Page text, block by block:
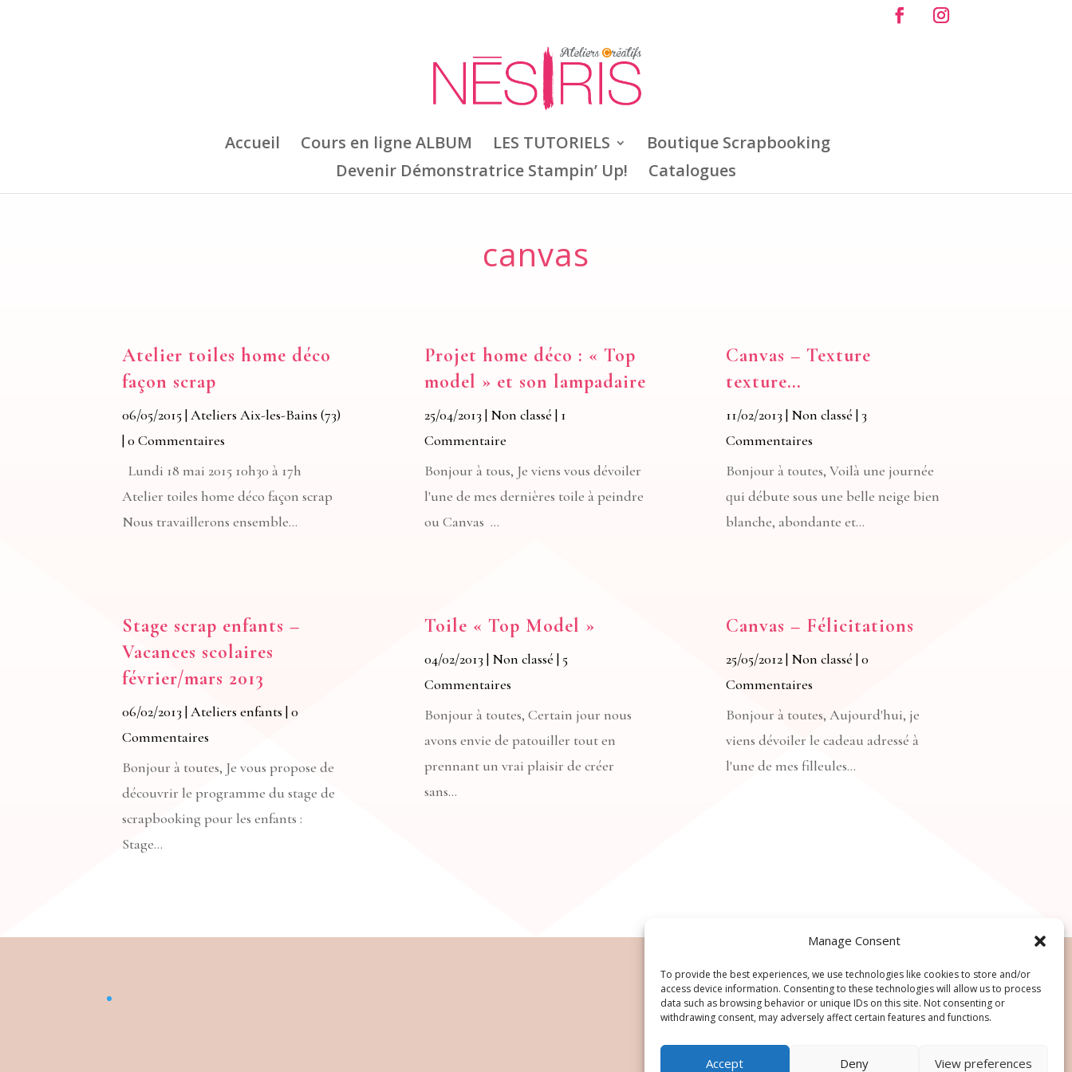
Manage Consent
To provide the best experiences, we use technologies like cookies to store and/or
access device information. Consenting to these technologies will allow us to process
data such as browsing behavior or unique IDs on this site. Not consenting or
withdrawing consent, may adversely affect certain features and functions.
Accept Deny View preferences
Accueil Cours en ligne ALBUM LES TUTORIELS
Boutique Scrapbooking
Devenir Démonstratrice Stampin’ Up!
Catalogues
canvas
Atelier toiles home déco
façon scrap
06/05/2015|Ateliers Aix-les-Bains (73)
| 0 Commentaires
Lundi 18 mai 2015 10h30 à 17h
Atelier toiles home déco façon scrap
Nous travaillerons ensemble...
Stage scrap enfants –
Vacances scolaires
février/mars 2013
06/02/2013 |Ateliers enfants | 0
Commentaires
Bonjour à toutes, Je vous propose de
découvrir le programme du stage de
scrapbooking pour les enfants :
Stage...
Projet home déco : « Top
model » et son lampadaire
25/04/2013 | Non classé | 1
Commentaire
Bonjour à tous, Je viens vous dévoiler
l'une de mes dernières toile à peindre
ou Canvas ...
Toile « Top Model »
04/02/2013 | Non classé | 5
Commentaires
Bonjour à toutes, Certain jour nous
avons envie de patouiller tout en
prennant un vrai plaisir de créer
sans...
Canvas – Texture
texture…
11/02/2013 | Non classé | 3
Commentaires
Bonjour à toutes, Voilà une journée
qui débute sous une belle neige bien
blanche, abondante et...
Canvas – Félicitations
25/05/2012| Non classé | 0
Commentaires
Bonjour à toutes, Aujourd'hui, je
viens dévoiler le cadeau adressé à
l'une de mes filleules...